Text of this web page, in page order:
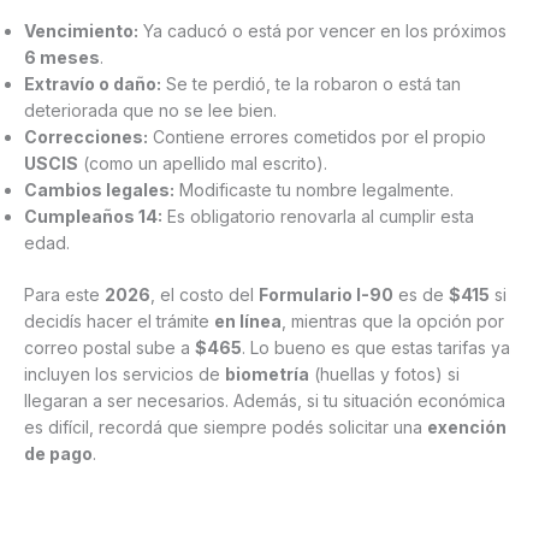
Vencimiento: Ya caducó o está por vencer en los próximos
6 meses.
Extravío o daño: Se te perdió, te la robaron o está tan
deteriorada que no se lee bien.
Correcciones: Contiene errores cometidos por el propio
USCIS (como un apellido mal escrito).
Cambios legales: Modificaste tu nombre legalmente.
Cumpleaños 14: Es obligatorio renovarla al cumplir esta
edad.
Para este 2026 , el costo del Formulario I-90 es de $415 si
decidís hacer el trámite en línea , mientras que la opción por
correo postal sube a $465. Lo bueno es que estas tarifas ya
incluyen los servicios de biometría (huellas y fotos) si
llegaran a ser necesarios. Además, si tu situación económica
es difícil, recordá que siempre podés solicitar una exención
de pago.